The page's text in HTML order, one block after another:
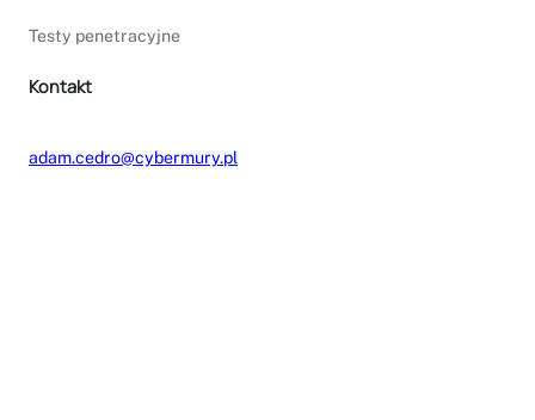
Testy penetracyjne
Kontakt
adam.cedro@cybermury.pl